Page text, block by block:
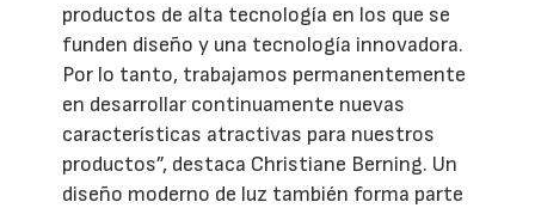
productos de alta tecnología en los que se
funden diseño y una tecnología innovadora.
Por lo tanto, trabajamos permanentemente
en desarrollar continuamente nuevas
características atractivas para nuestros
productos”, destaca Christiane Berning. Un
diseño moderno de luz también forma parte